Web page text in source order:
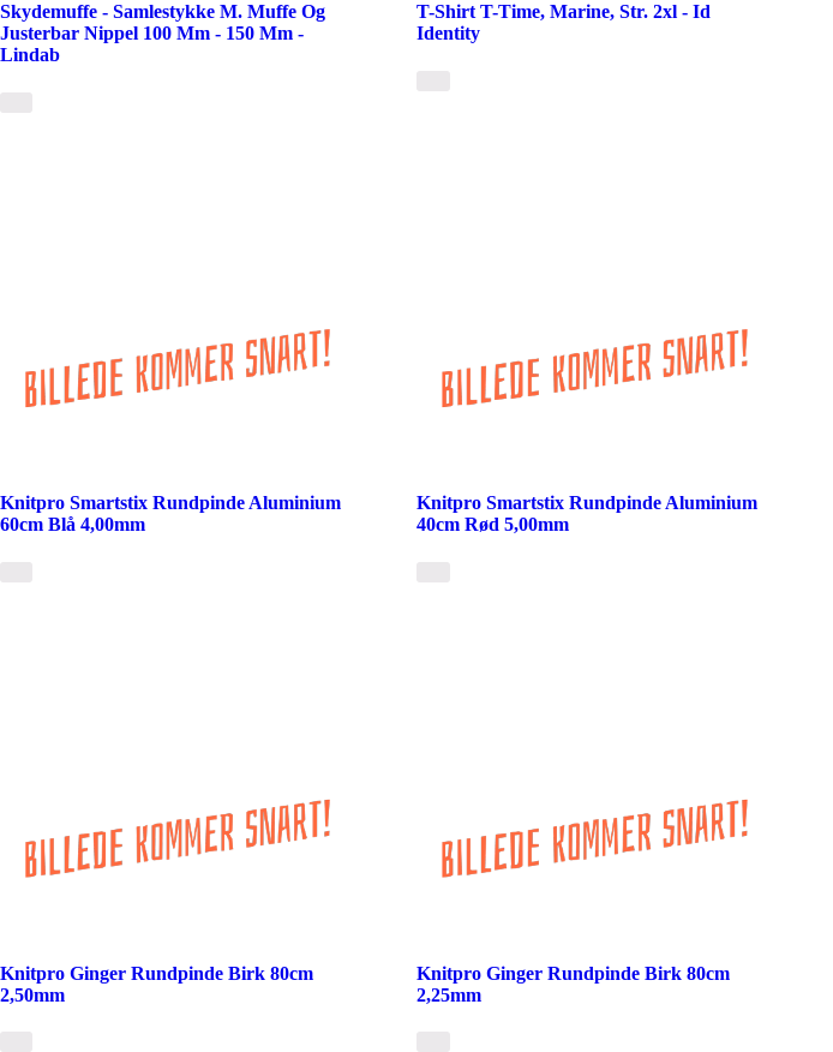
Skydemuffe - Samlestykke M. Muffe Og
Justerbar Nippel 100 Mm - 150 Mm -
Lindab
T-Shirt T-Time, Marine, Str. 2xl - Id
Identity
Knitpro Smartstix Rundpinde Aluminium
60cm Blå 4,00mm
Knitpro Smartstix Rundpinde Aluminium
40cm Rød 5,00mm
Knitpro Ginger Rundpinde Birk 80cm
2,50mm
Knitpro Ginger Rundpinde Birk 80cm
2,25mm